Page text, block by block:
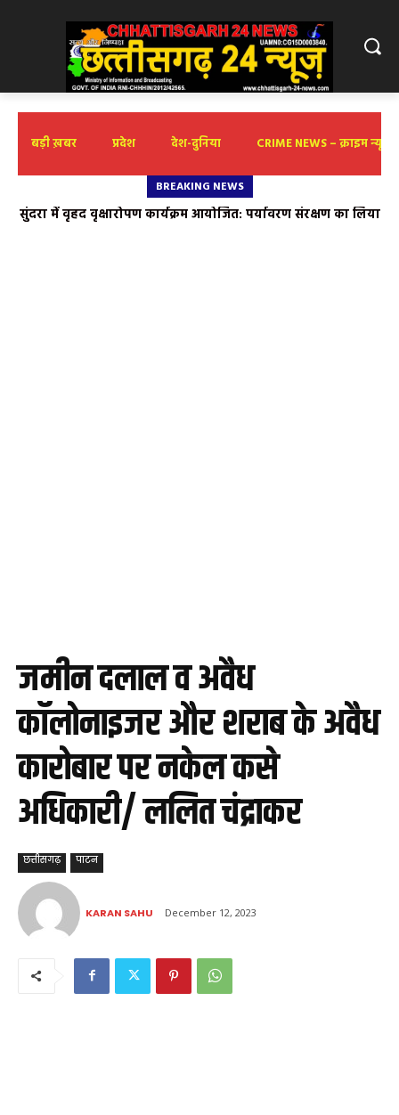
बड़ी ख़बर प्रदेश देश-दुनिया CRIME NEWS – क्राइम न्यूज़
BREAKING NEWS
सुंदरा में वृहद वृक्षारोपण कार्यक्रम आयोजित: पर्यावरण संरक्षण का लिया
जमीन दलाल व अवैध
कॉलोनाइजर और शराब के अवैध
कारोबार पर नकेल कसे
अधिकारी/ ललित चंद्राकर
छत्तीसगढ़ पाटन
KARAN SAHU December 12, 2023